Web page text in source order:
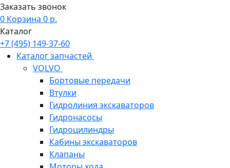
Заказать звонок
0 Корзина 0 р.
Каталог
+7 (495) 149-37-60
Каталог запчастей
VOLVO
Бортовые передачи
Втулки
Гидролиния экскаваторов
Гидронасосы
Гидроцилиндры
Кабины экскаваторов
Клапаны